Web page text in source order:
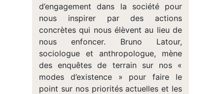
d’engagement dans la société pour
nous inspirer par des actions
concrètes qui nous élèvent au lieu de
nous enfoncer. Bruno Latour,
sociologue et anthropologue, mène
des enquêtes de terrain sur nos «
modes d’existence » pour faire le
point sur nos priorités actuelles et les